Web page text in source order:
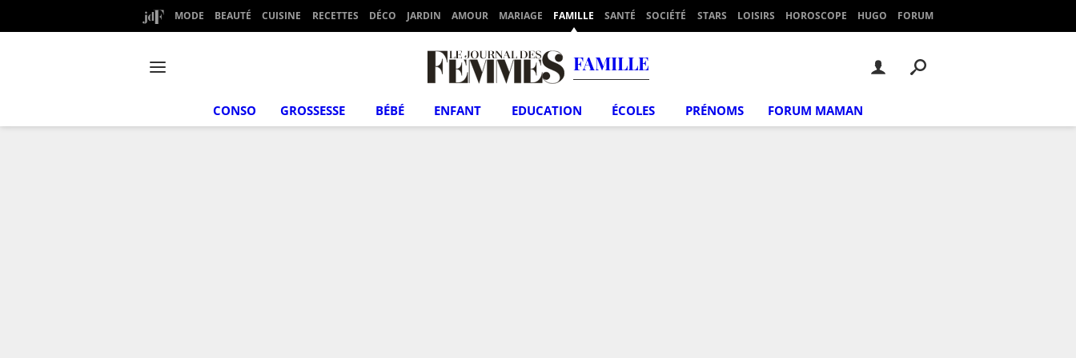
MODE BEAUTÉ CUISINE RECETTES DÉCO JARDIN AMOUR MARIAGE FAMILLE SANTÉ SOCIÉTÉ STARS LOISIRS HOROSCOPE HUGO FORUM
FAMILLE
CONSO GROSSESSE BÉBÉ ENFANT EDUCATION ÉCOLES PRÉNOMS FORUM MAMAN